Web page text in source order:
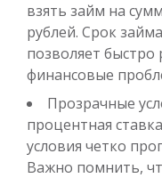
взять займ на
рублей. Срок
позволяет
финансовые
Прозрачные
процентная
условия четко
Важно помнить,